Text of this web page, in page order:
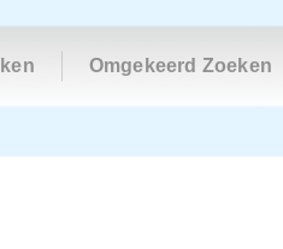
Omgekeerd Zoeken